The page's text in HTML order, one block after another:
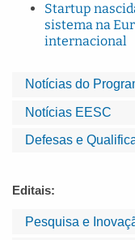
Notícias do
Notícias EESC
Defesas e
Editais:
Pesquisa e
Startup
sistema na
internacional